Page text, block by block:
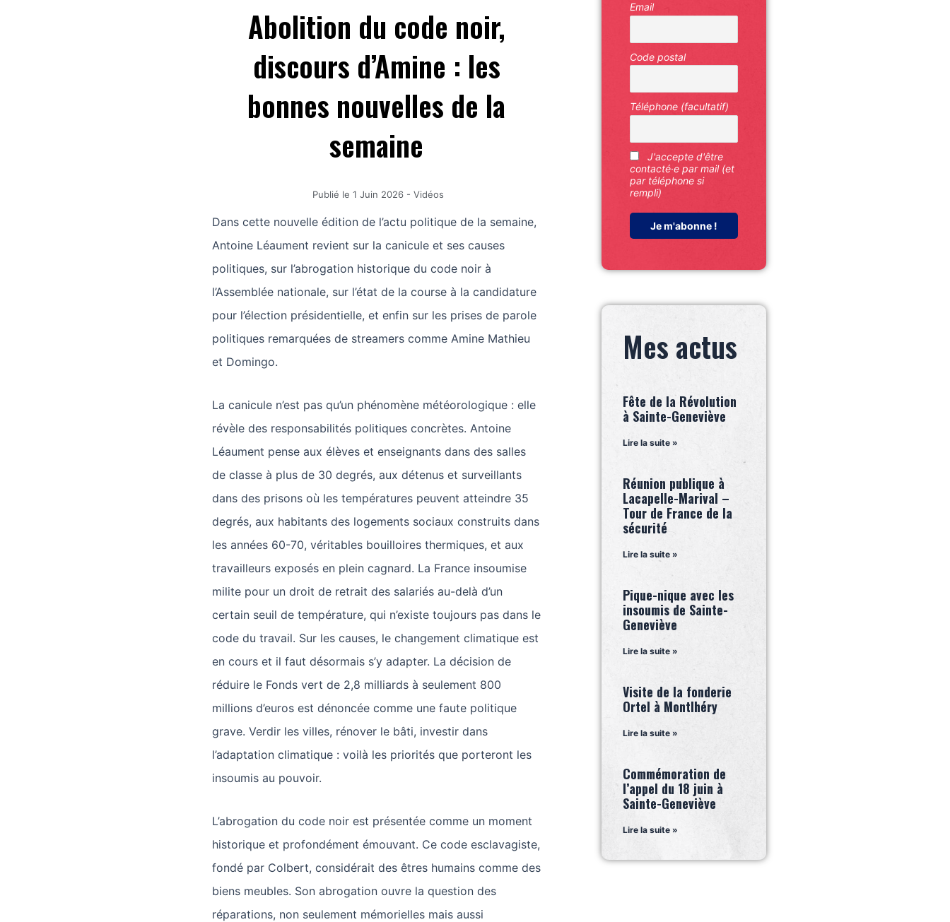
Abolition du code noir,
discours d’Amine : les
bonnes nouvelles de la
semaine
Publié le 1 Juin 2026 - Vidéos
Dans cette nouvelle édition de l’actu politique de la semaine,
Antoine Léaument revient sur la canicule et ses causes
politiques, sur l’abrogation historique du code noir à
l’Assemblée nationale, sur l’état de la course à la candidature
pour l’élection présidentielle, et enfin sur les prises de parole
politiques remarquées de streamers comme Amine Mathieu
et Domingo.
La canicule n’est pas qu’un phénomène météorologique : elle
révèle des responsabilités politiques concrètes. Antoine
Léaument pense aux élèves et enseignants dans des salles
de classe à plus de 30 degrés, aux détenus et surveillants
dans des prisons où les températures peuvent atteindre 35
degrés, aux habitants des logements sociaux construits dans
les années 60-70, véritables bouilloires thermiques, et aux
travailleurs exposés en plein cagnard. La France insoumise
milite pour un droit de retrait des salariés au-delà d’un
certain seuil de température, qui n’existe toujours pas dans le
code du travail. Sur les causes, le changement climatique est
en cours et il faut désormais s’y adapter. La décision de
réduire le Fonds vert de 2,8 milliards à seulement 800
millions d’euros est dénoncée comme une faute politique
grave. Verdir les villes, rénover le bâti, investir dans
l’adaptation climatique : voilà les priorités que porteront les
insoumis au pouvoir.
L’abrogation du code noir est présentée comme un moment
historique et profondément émouvant. Ce code esclavagiste,
fondé par Colbert, considérait des êtres humains comme des
biens meubles. Son abrogation ouvre la question des
réparations, non seulement mémorielles mais aussi
Email
Code postal
Téléphone (facultatif)
J'accepte d'être
contacté·e par mail (et
par téléphone si
rempli)
Mes actus
Fête de la Révolution
à Sainte-Geneviève
Lire la suite »
Réunion publique à
Lacapelle-Marival –
Tour de France de la
sécurité
Lire la suite »
Pique-nique avec les
insoumis de Sainte-
Geneviève
Lire la suite »
Visite de la fonderie
Ortel à Montlhéry
Lire la suite »
Commémoration de
l’appel du 18 juin à
Sainte-Geneviève
Lire la suite »